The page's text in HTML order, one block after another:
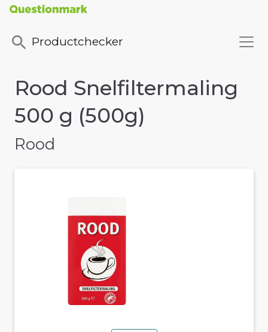
Productchecker
Rood Snelfiltermaling
500 g (500g)
Rood